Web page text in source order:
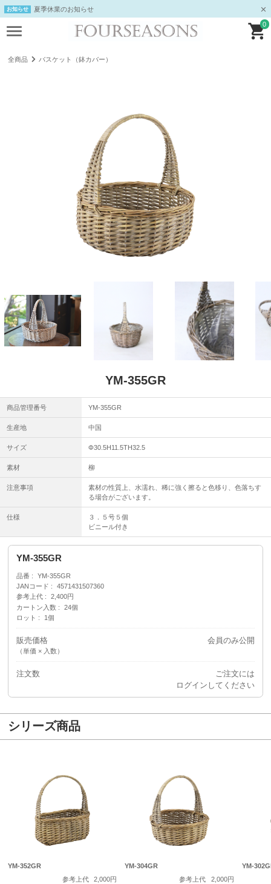
お知らせ 夏季休業のお知らせ
0
全商品 バスケット（鉢カバー）
YM-355GR
商品管理番号 YM-355GR
生産地 中国
サイズ Φ30.5H11.5TH32.5
素材 柳
注意事項
素材の性質上、水濡れ、稀に強く擦ると色移り、色落ちす
る場合がございます。
仕様
３．５号５個
ビニール付き
YM-355GR
品番
YM-355GR
JANコード
4571431507360
参考上代
2,400円
カートン入数
24個
ロット
1個
販売価格
（単価 × 入数）
会員のみ公開
注文数
ご注文には
ログイン してください
シリーズ商品
YM-352GR
参考上代
2,000円
YM-304GR
参考上代
2,000円
YM-